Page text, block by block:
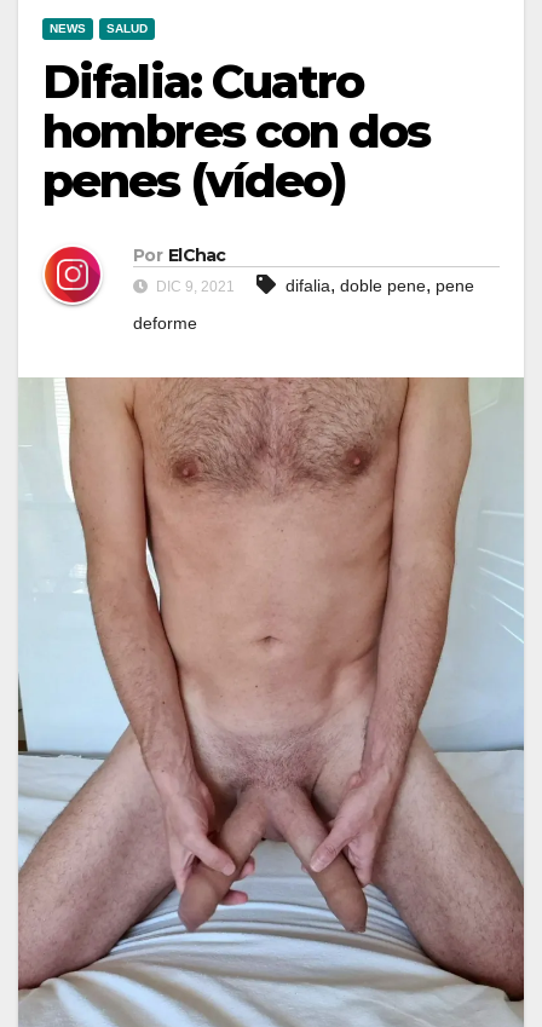
NEWS SALUD
Difalia: Cuatro
hombres con dos
penes (vídeo)
Por ElChac
DIC 9, 2021 difalia, doble pene, pene
deforme